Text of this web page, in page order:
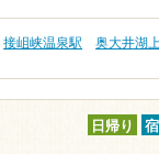
接岨峡温泉駅
奥大井湖
日帰り